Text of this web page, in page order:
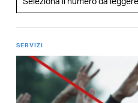
SERVIZI